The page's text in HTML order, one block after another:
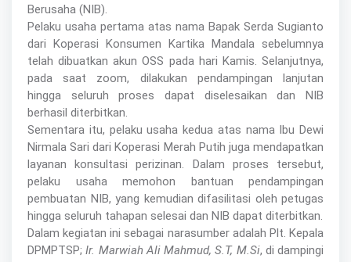
Berusaha (NIB).
Pelaku usaha pertama atas nama Bapak Serda Sugianto
dari Koperasi Konsumen Kartika Mandala sebelumnya
telah dibuatkan akun OSS pada hari Kamis. Selanjutnya,
pada saat zoom, dilakukan pendampingan lanjutan
hingga seluruh proses dapat diselesaikan dan NIB
berhasil diterbitkan.
Sementara itu, pelaku usaha kedua atas nama Ibu Dewi
Nirmala Sari dari Koperasi Merah Putih juga mendapatkan
layanan konsultasi perizinan. Dalam proses tersebut,
pelaku usaha memohon bantuan pendampingan
pembuatan NIB, yang kemudian difasilitasi oleh petugas
hingga seluruh tahapan selesai dan NIB dapat diterbitkan.
Dalam kegiatan ini sebagai narasumber adalah Plt. Kepala
DPMPTSP; Ir. Marwiah Ali Mahmud, S.T, M.Si, di dampingi